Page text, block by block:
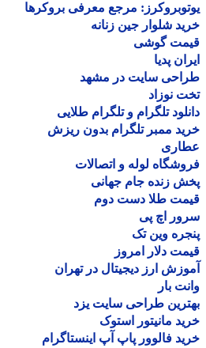
مرجع معرفی بروکرها
شلوار جین زنانه
گوشی
پدیا
سایت در مشهد
نوزاد
تلگرام و تلگرام طلایی
ممبر تلگرام بدون ریزش
لوله و اتصالات
زنده جام جهانی
طلا دست دوم
اچ پی
وین تک
دلار امروز
ارز دیجیتال در تهران
بار
طراحی سایت یزد
مانیتور استوک
فالوور پاپ آپ اینستاگرام